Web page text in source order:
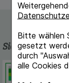
Bitte wählen
gesetzt
durch
alle Cookies
Sicherheit und